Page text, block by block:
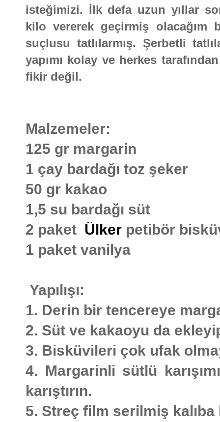
isteğimizi. İlk defa uzun yıllar
kilo vererek geçirmiş olacağım
suçlusu tatlılarmış. Şerbetli
yapımı kolay ve herkes
fikir değil.
Malzemeler:
125 gr margarin
1 çay bardağı toz şeker
50 gr kakao
1,5 su bardağı süt
2 paket Ülker petibör
1 paket vanilya
Yapılışı:
1. Derin bir tencereye
2. Süt ve kakaoyu da
3. Bisküvileri çok ufak
4. Margarinli sütlü
karıştırın.
5. Streç film serilmiş kalıba